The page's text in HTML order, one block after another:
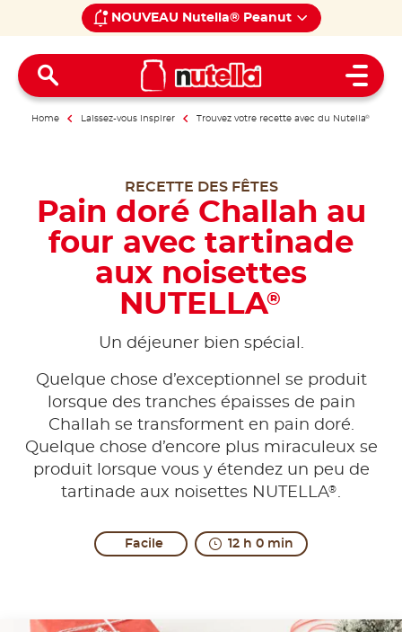
NOUVEAU Nutella® Peanut
Open
Home Laissez-vous inspirer Trouvez votre recette avec du Nutella®
RECETTE DES FÊTES
Pain doré Challah au
four avec tartinade
aux noisettes
NUTELLA®
Un déjeuner bien spécial.
Quelque chose d’exceptionnel se produit
lorsque des tranches épaisses de pain
Challah se transforment en pain doré.
Quelque chose d’encore plus miraculeux se
produit lorsque vous y étendez un peu de
tartinade aux noisettes NUTELLA®.
Facile 12 h 0 min